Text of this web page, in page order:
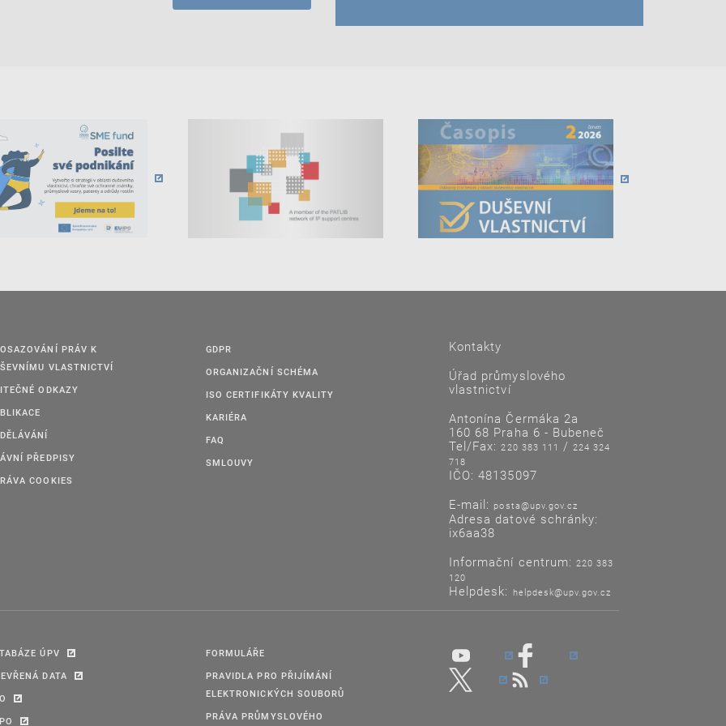
PRÁV K
VLASTNICTVÍ
ODKAZY
PŘEDPISY
COOKIES
GDPR
ORGANIZAČNÍ SCHÉMA
ISO CERTIFIKÁTY KVALITY
KARIÉRA
FAQ
SMLOUVY
Kontakty
Úřad průmyslového
vlastnictví
Antonína Čermáka 2a
160 68 Praha 6 - Bubeneč
Tel/Fax:220 383 111 /224 324
718
IČO: 48135097
E-mail: posta@upv.gov.cz
Adresa datové schránky:
ix6aa38
Informační centrum: 220 383
120
Helpdesk: helpdesk@upv.gov.cz
ÚPV
DATA
FORMULÁŘE
PRAVIDLA PRO PŘIJÍMÁNÍ
ELEKTRONICKÝCH SOUBORŮ
PRÁVA PRŮMYSLOVÉHO